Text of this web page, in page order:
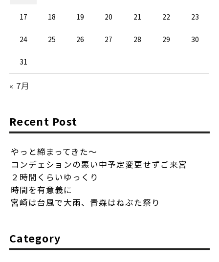
17 18 19 20 21 22 23
24 25 26 27 28 29 30
31
« 7月
Recent Post
やっと締まってきた〜
コンデェションの悪い中予定変更せずご来宮
２時間くらいゆっくり
時間を有意義に
宮崎は台風で大雨、青森はねぶた祭り
Category